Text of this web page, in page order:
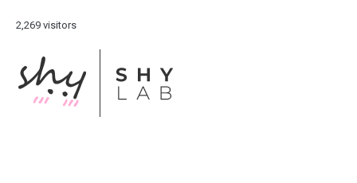
2,269 visitors